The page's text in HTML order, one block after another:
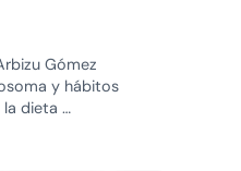
Gómez
y hábitos
dieta …